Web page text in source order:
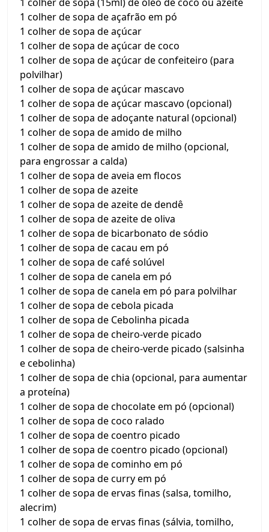
1 colher de sopa de açafrão em pó
1 colher de sopa de açúcar
1 colher de sopa de açúcar de coco
1 colher de sopa de açúcar de confeiteiro (para
polvilhar)
1 colher de sopa de açúcar mascavo
1 colher de sopa de açúcar mascavo (opcional)
1 colher de sopa de adoçante natural (opcional)
1 colher de sopa de amido de milho
1 colher de sopa de amido de milho (opcional,
para engrossar a calda)
1 colher de sopa de aveia em flocos
1 colher de sopa de azeite
1 colher de sopa de azeite de dendê
1 colher de sopa de azeite de oliva
1 colher de sopa de bicarbonato de sódio
1 colher de sopa de cacau em pó
1 colher de sopa de café solúvel
1 colher de sopa de canela em pó
1 colher de sopa de canela em pó para polvilhar
1 colher de sopa de cebola picada
1 colher de sopa de Cebolinha picada
1 colher de sopa de cheiro-verde picado
1 colher de sopa de cheiro-verde picado (salsinha
e cebolinha)
1 colher de sopa de chia (opcional, para aumentar
a proteína)
1 colher de sopa de chocolate em pó (opcional)
1 colher de sopa de coco ralado
1 colher de sopa de coentro picado
1 colher de sopa de coentro picado (opcional)
1 colher de sopa de cominho em pó
1 colher de sopa de curry em pó
1 colher de sopa de ervas finas (salsa, tomilho,
alecrim)
1 colher de sopa de ervas finas (sálvia, tomilho,